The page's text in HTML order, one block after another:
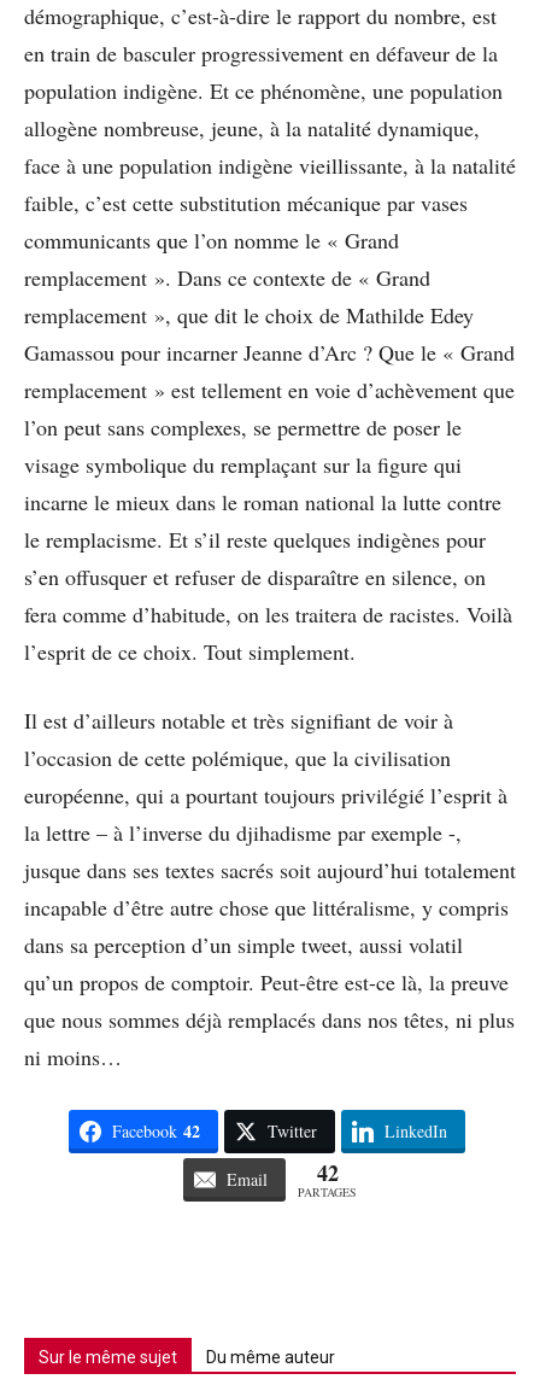
démographique, c’est-à-dire le rapport du nombre, est
en train de basculer progressivement en défaveur de la
population indigène. Et ce phénomène, une population
allogène nombreuse, jeune, à la natalité dynamique,
face à une population indigène vieillissante, à la natalité
faible, c’est cette substitution mécanique par vases
communicants que l’on nomme le « Grand
remplacement ». Dans ce contexte de « Grand
remplacement », que dit le choix de Mathilde Edey
Gamassou pour incarner Jeanne d’Arc ? Que le « Grand
remplacement » est tellement en voie d’achèvement que
l’on peut sans complexes, se permettre de poser le
visage symbolique du remplaçant sur la figure qui
incarne le mieux dans le roman national la lutte contre
le remplacisme. Et s’il reste quelques indigènes pour
s’en offusquer et refuser de disparaître en silence, on
fera comme d’habitude, on les traitera de racistes. Voilà
l’esprit de ce choix. Tout simplement.
Il est d’ailleurs notable et très signifiant de voir à
l’occasion de cette polémique, que la civilisation
européenne, qui a pourtant toujours privilégié l’esprit à
la lettre – à l’inverse du djihadisme par exemple -,
jusque dans ses textes sacrés soit aujourd’hui totalement
incapable d’être autre chose que littéralisme, y compris
dans sa perception d’un simple tweet, aussi volatil
qu’un propos de comptoir. Peut-être est-ce là, la preuve
que nous sommes déjà remplacés dans nos têtes, ni plus
ni moins…
Facebook 42 Twitter LinkedIn
Email 42
PARTAGES
Sur le même sujet Du même auteur